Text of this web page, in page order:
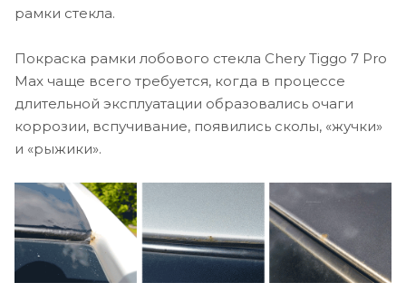
рамки стекла.
Покраска рамки лобового стекла Chery Tiggo 7 Pro
Max чаще всего требуется, когда в процессе
длительной эксплуатации образовались очаги
коррозии, вспучивание, появились сколы, «жучки»
и «рыжики».